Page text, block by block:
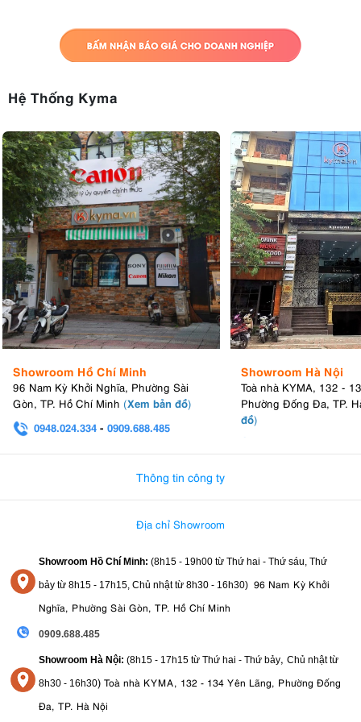
và bổ sung nhiều tính năng mạnh mẽ:
4K/60p không crop:
Quay video UHD 4K (3840x2160) ở tốc độ
từ độ phân giải 6K (oversampling), cho chất lượng hình ảnh
sắc nét và chi tiết.
kể, lên đến 40 phút hoặc hơn (so với khoảng 30 phút trên R6
trước khi cảnh báo nhiệt). Không còn giới hạn thời gian quay ở
các chế độ 4K/30p trở xuống (chỉ phụ thuộc vào dung lượng
thẻ nhớ và pin).
Full HD 180fps:Quay slow-motion ấn tượng với tốc độ lên đến
180fps ở độ phân giải Full HD (tăng từ 120fps trên R6). Lưu ý
chế độ này không được lấy mẫu dư. Thời gian quay liên tục ở
chế độ này cũng được cải thiện, lên tới 60 phút hoặc hơn.
6K RAW Output:Hỗ trợ xuất tín hiệu 6K ProRes RAW(6000 x
3374) qua cổng HDMI tới đầu ghi Atomos tương thích (như
Ninja V+), sử dụng toàn bộ chiều rộng cảm biến. Cũng có thể
xuất 3.7K RAW từ vùng crop Super35.
Ghi Proxy đồng thời:Có thể ghi tệp proxy Full HD bên trong
thẻ nhớ khi đang quay RAW bên ngoài, tối ưu hóa quy trình
Canon Log 3 & HDR PQ:
Hỗ trợ các cấu hình màu chuyên
nghiệp C-Log 3 và HDR PQ (chuẩn 10-bit 4:2:2) để tối đa hóa
dải động và linh hoạt trong chỉnh sửa màu sắc.
Focus Breathing Correction:
Tính năng bù trừ hiện tượng thay
Hệ Thống Kyma
Showroom Hồ Chí Minh
96 Nam Kỳ Khởi Nghĩa, Phường Sài
Gòn, TP. Hồ Chí Minh (Xem bản đồ)
0948.024.334 - 0909.688.485
Showroom Hà Nội
Toà nhà KYMA, 132 -
Phường Đống Đa, TP.
đồ)
Thông tin công ty
Địa chỉ Showroom
Showroom Hồ Chí Minh: (8h15 - 19h00 từ Thứ hai - Thứ sáu, Thứ
bảy từ 8h15 - 17h15, Chủ nhật từ 8h30 - 16h30) 96 Nam Kỳ Khởi
Nghĩa, Phường Sài Gòn, TP. Hồ Chí Minh
0909.688.485
Showroom Hà Nội: (8h15 - 17h15 từ Thứ hai - Thứ bảy, Chủ nhật từ
8h30 - 16h30) Toà nhà KYMA, 132 - 134 Yên Lãng, Phường Đống
Đa, TP. Hà Nội